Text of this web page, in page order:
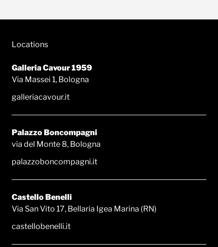
Locations
Galleria Cavour 1959
Via Massei 1, Bologna
galleriacavour.it
Palazzo Boncompagni
via del Monte 8, Bologna
palazzoboncompagni.it
Castello Benelli
Via San Vito 17, Bellaria Igea Marina (RN)
castellobenelli.it